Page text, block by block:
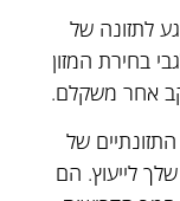
לתזונה של
בחירת המזון
אחר משקלם.
של
לייעוץ. הם